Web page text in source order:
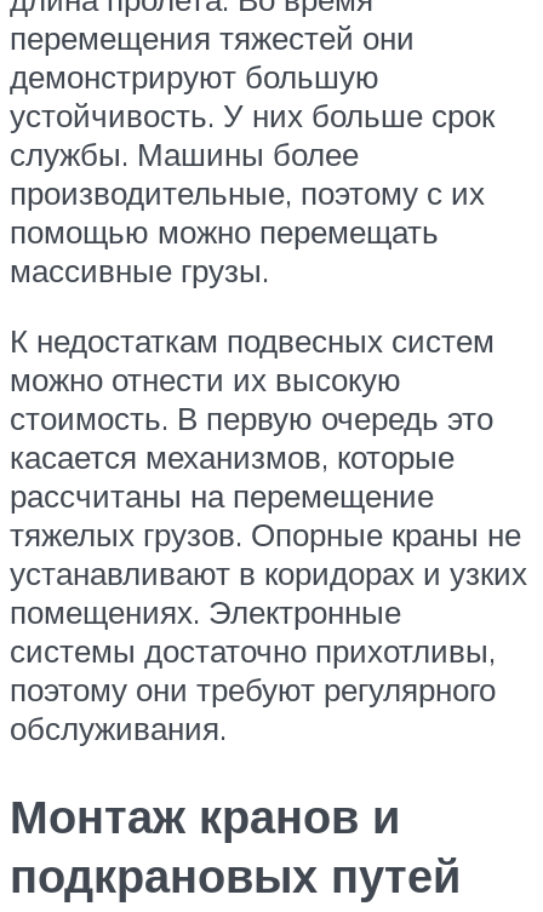
перемещения тяжестей они
демонстрируют большую
устойчивость. У них больше срок
службы. Машины более
производительные, поэтому с их
помощью можно перемещать
массивные грузы.
К недостаткам подвесных систем
можно отнести их высокую
стоимость. В первую очередь это
касается механизмов, которые
рассчитаны на перемещение
тяжелых грузов. Опорные краны не
устанавливают в коридорах и узких
помещениях. Электронные
системы достаточно прихотливы,
поэтому они требуют регулярного
обслуживания.
Монтаж кранов и
подкрановых путей